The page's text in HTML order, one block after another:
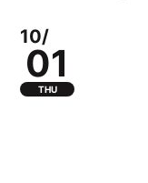
10/
01
THU